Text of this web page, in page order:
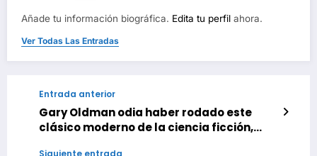
Añade tu información biográfica. Edita tu perfil ahora.
Ver Todas Las Entradas
Entrada anterior
Gary Oldman odia haber rodado este
clásico moderno de la ciencia ficción,
Siguiente entrada